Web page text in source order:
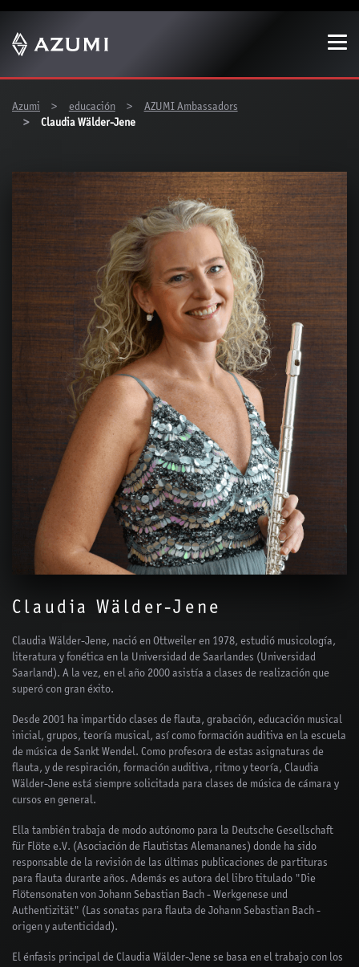
Azumi
educación
AZUMI Ambassadors
Claudia Wälder-Jene
Claudia Wälder-Jene
Claudia Wälder-Jene, nació en Ottweiler en 1978, estudió musicología,
literatura y fonética en la Universidad de Saarlandes (Universidad
Saarland). A la vez, en el año 2000 asistía a clases de realización que
superó con gran éxito.
Desde 2001 ha impartido clases de flauta, grabación, educación musical
inicial, grupos, teoría musical, así como formación auditiva en la escuela
de música de Sankt Wendel. Como profesora de estas asignaturas de
flauta, y de respiración, formación auditiva, ritmo y teoría, Claudia
Wälder-Jene está siempre solicitada para clases de música de cámara y
cursos en general.
Ella también trabaja de modo autónomo para la Deutsche Gesellschaft
für Flöte e.V. (Asociación de Flautistas Alemananes) donde ha sido
responsable de la revisión de las últimas publicaciones de partituras
para flauta durante años. Además es autora del libro titulado "Die
Flötensonaten von Johann Sebastian Bach - Werkgenese und
Authentizität" (Las sonatas para flauta de Johann Sebastian Bach -
origen y autenticidad).
El énfasis principal de Claudia Wälder-Jene se basa en el trabajo con los